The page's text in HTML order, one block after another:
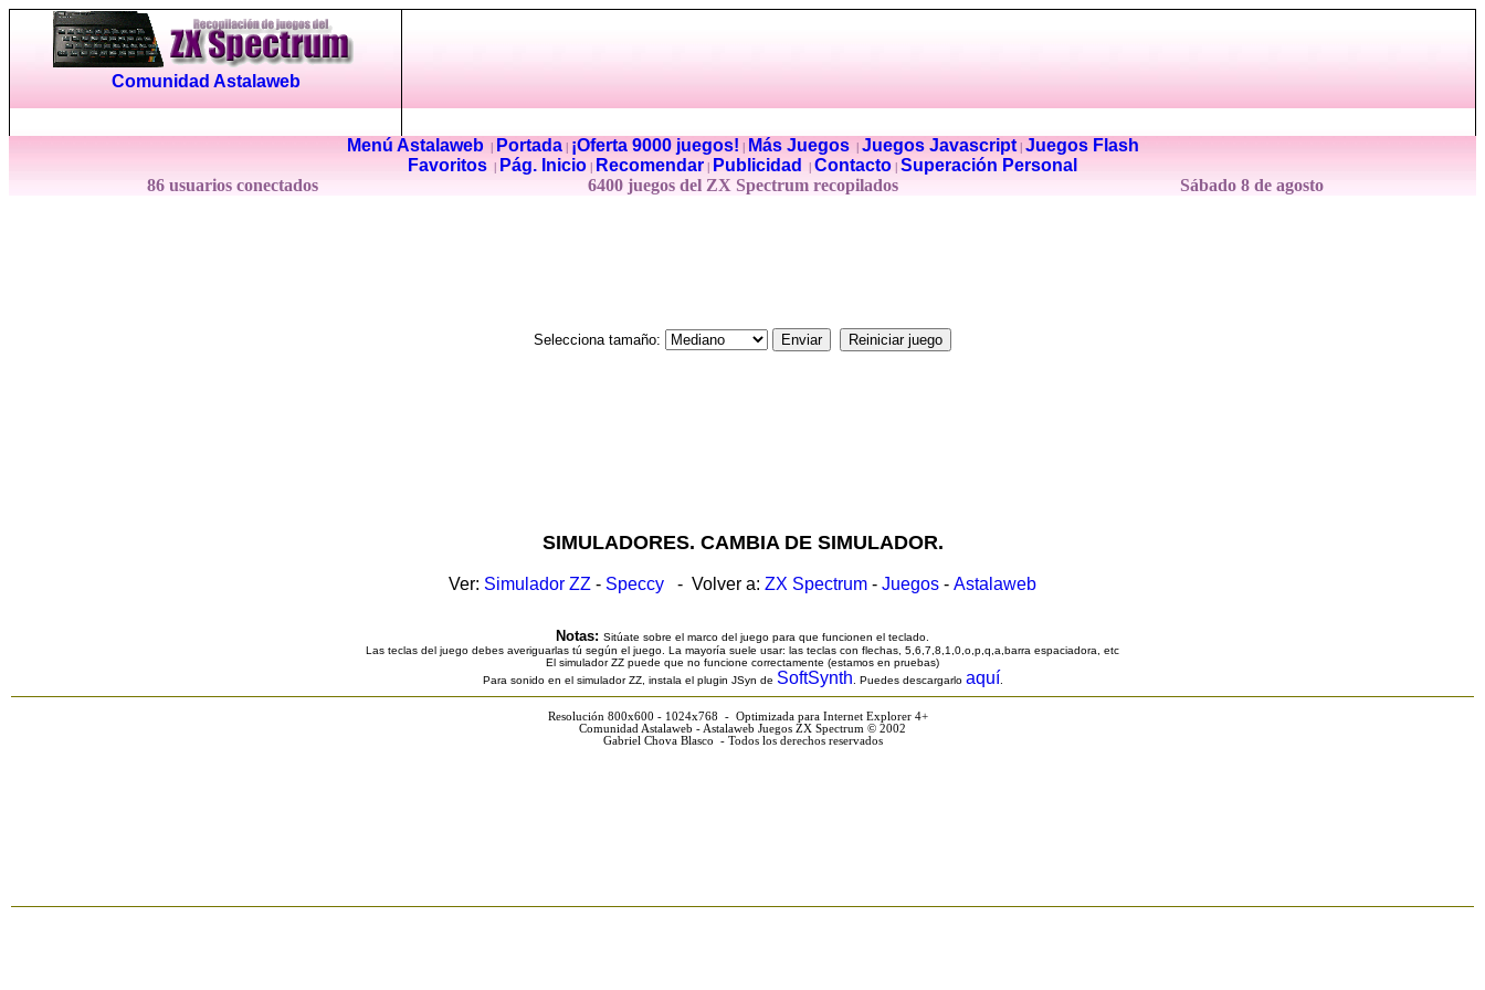
Comunidad Astalaweb
Menú Astalaweb| Portada| ¡Oferta 9000 juegos! Más Juegos| Juegos Javascript| Juegos Flash
Favoritos
Pág. Inicio Recomendar Publicidad Contacto Superación Personal
86 usuarios conectados
6400 juegos del ZX Spectrum recopilados Sábado 8 de agosto
Selecciona tamaño:
SIMULADORES. CAMBIA DE SIMULADOR.
Ver: Simulador ZZ - Speccy - Volver a: ZX Spectrum - Juegos - Astalaweb
Notas: Sitúate sobre el marco del juego para que funcionen el teclado.
Las teclas del juego debes averiguarlas tú según el juego. La mayoría suele usar: las teclas con flechas, 5,6,7,8,1,0,o,p,q,a,barra espaciadora, etc
El simulador ZZ puede que no funcione correctamente (estamos en pruebas)
Para sonido en el simulador ZZ, instala el plugin JSyn de SoftSynth . Puedes descargarlo aquí
Resolución 800x600 - 1024x768 - Optimizada para Internet Explorer 4+
Comunidad Astalaweb - Astalaweb Juegos ZX Spectrum © 2002
Gabriel Chova Blasco - Todos los derechos reservados